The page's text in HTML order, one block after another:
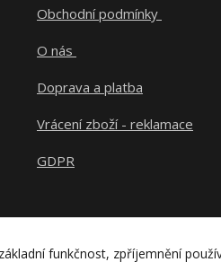
Obchodní podmínky
O nás
Doprava a platba
Vrácení zboží - reklamace
GDPR
funkčnost, zpříjemnění